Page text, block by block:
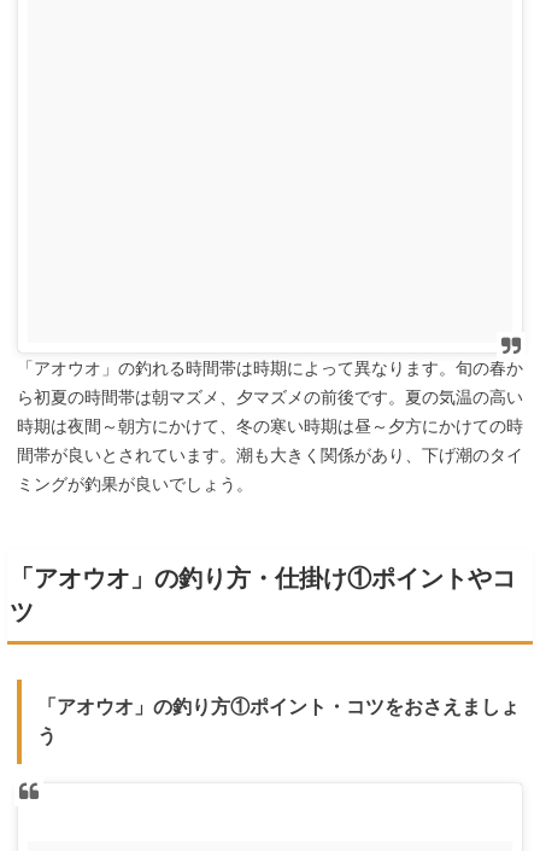
「アオウオ」の釣れる時間帯は時期によって異なります。旬の春か
ら初夏の時間帯は朝マズメ、夕マズメの前後です。夏の気温の高い
時期は夜間～朝方にかけて、冬の寒い時期は昼～夕方にかけての時
間帯が良いとされています。潮も大きく関係があり、下げ潮のタイ
ミングが釣果が良いでしょう。
「アオウオ」の釣り方・仕掛け①ポイントやコ
ツ
「アオウオ」の釣り方①ポイント・コツをおさえましょ
う